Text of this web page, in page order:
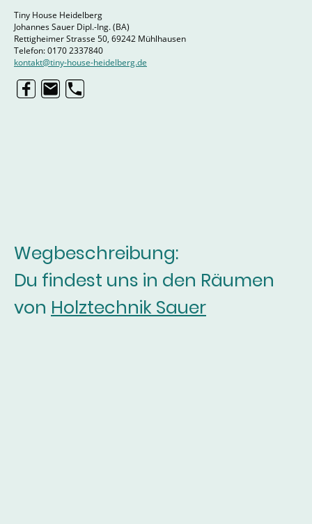
Tiny House Heidelberg
Johannes Sauer Dipl.-Ing. (BA)
Rettigheimer Strasse 50, 69242 Mühlhausen
Telefon: 0170 2337840
kontakt@tiny-house-heidelberg.de
Wegbeschreibung:
Du findest uns in den Räumen
von Holztechnik Sauer